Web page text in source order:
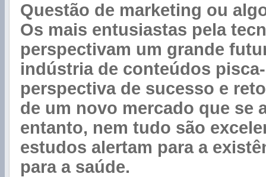
Questão de marketing ou
Os mais entusiastas pela
perspectivam um grande
indústria de conteúdos
perspectiva de sucesso e
de um novo mercado que se
entanto, nem tudo são
estudos alertam para a
para a saúde.